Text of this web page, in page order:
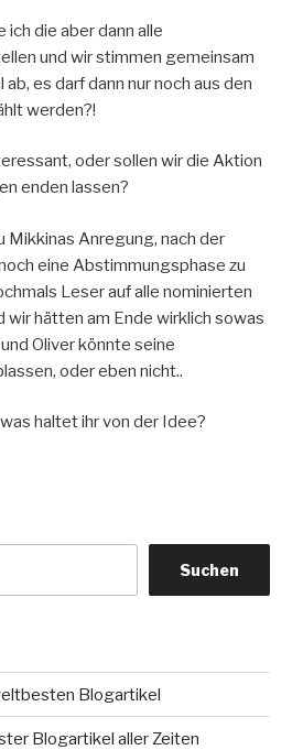
ich die aber dann alle
und wir stimmen gemeinsam
es darf dann nur noch aus den
werden?!
oder sollen wir die Aktion
enden lassen?
Mikkinas Anregung, nach der
eine Abstimmungsphase zu
Leser auf alle nominierten
wir hätten am Ende wirklich sowas
Oliver könnte seine
oder eben nicht..
haltet ihr von der Idee?
Suchen
Blogartikel
Blogartikel aller Zeiten